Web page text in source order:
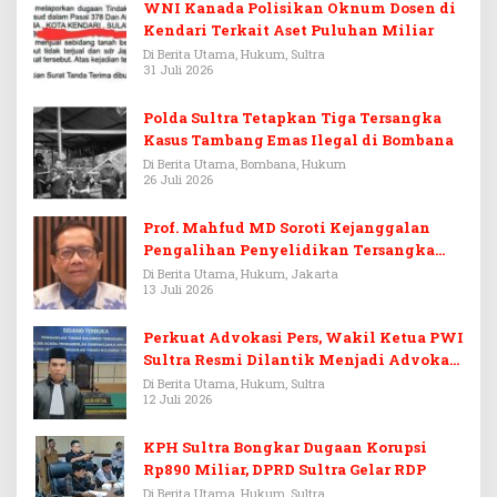
WNI Kanada Polisikan Oknum Dosen di
Kendari Terkait Aset Puluhan Miliar
Di Berita Utama, Hukum, Sultra
31 Juli 2026
Polda Sultra Tetapkan Tiga Tersangka
Kasus Tambang Emas Ilegal di Bombana
Di Berita Utama, Bombana, Hukum
26 Juli 2026
Prof. Mahfud MD Soroti Kejanggalan
Pengalihan Penyelidikan Tersangka
Febrie Adriansyah
Di Berita Utama, Hukum, Jakarta
13 Juli 2026
Perkuat Advokasi Pers, Wakil Ketua PWI
Sultra Resmi Dilantik Menjadi Advokat
PERADI
Di Berita Utama, Hukum, Sultra
12 Juli 2026
KPH Sultra Bongkar Dugaan Korupsi
Rp890 Miliar, DPRD Sultra Gelar RDP
Di Berita Utama, Hukum, Sultra